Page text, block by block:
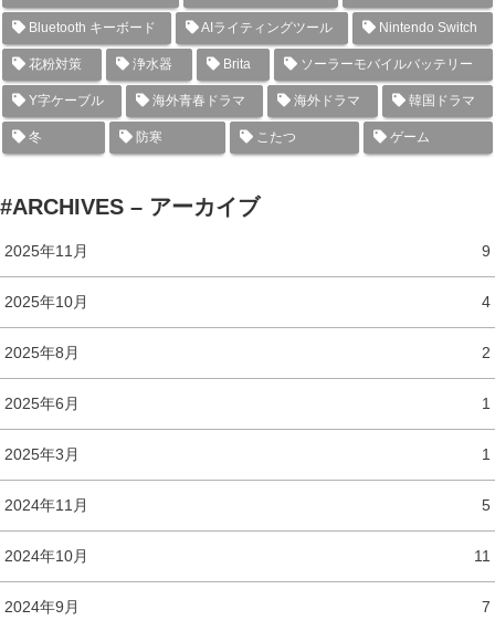
Bluetooth キーボード AIライティングツール Nintendo Switch
花粉対策 浄水器 Brita ソーラーモバイルバッテリー
Y字ケーブル 海外青春ドラマ 海外ドラマ 韓国ドラマ
冬 防寒 こたつ ゲーム
#ARCHIVES – アーカイブ
2025年11月 9
2025年10月 4
2025年8月 2
2025年6月 1
2025年3月 1
2024年11月 5
2024年10月 11
2024年9月 7